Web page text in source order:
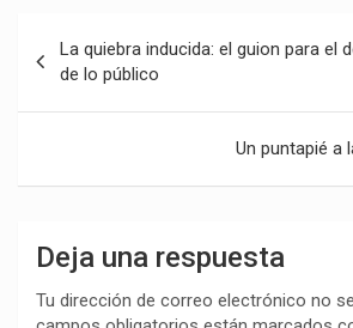
de
entradas
‎La quiebra inducida: el guion para el
de lo público
Un puntapié a
Deja una respuesta
Tu dirección de correo electrónico no